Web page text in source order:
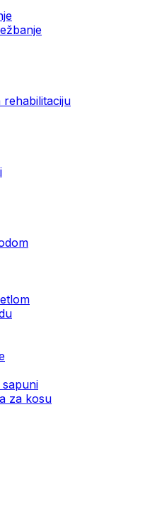
rehabilitaciju
za kosu